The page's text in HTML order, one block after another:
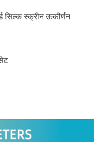
सिल्क स्क्रीन उत्कीर्णन